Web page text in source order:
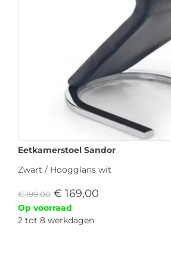
Eetkamerstoel Sandor
Zwart / Hoogglans wit
€199,00 € 169,00
Op voorraad
2 tot 8 werkdagen